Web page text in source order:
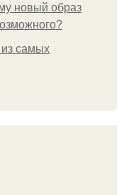
новый образ
самых